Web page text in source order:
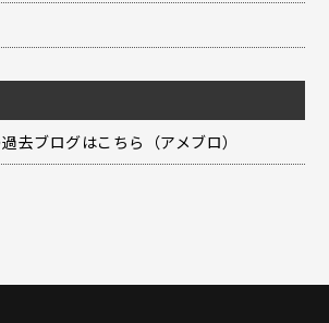
去ブログはこちら（アメブロ）